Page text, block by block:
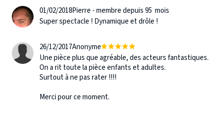
01/02/2018Pierre - membre depuis 95 mois
Super spectacle ! Dynamique et drôle !
26/12/2017Anonyme
Une pièce plus que agréable, des acteurs fantastiques.
On a rit toute la pièce enfants et adultes.
Surtout à ne pas rater !!!!
Merci pour ce moment.